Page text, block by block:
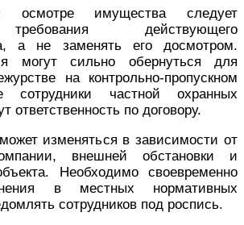
осмотре имущества следует
действующего
а не заменять его досмотром.
могут сильно обернуться для
на контрольно-пропускном
сотрудники частной охранных
ответственность по договору.
изменяться в зависимости от
внешней обстановки и
Необходимо своевременно
в местных нормативных
сотрудников под роспись.